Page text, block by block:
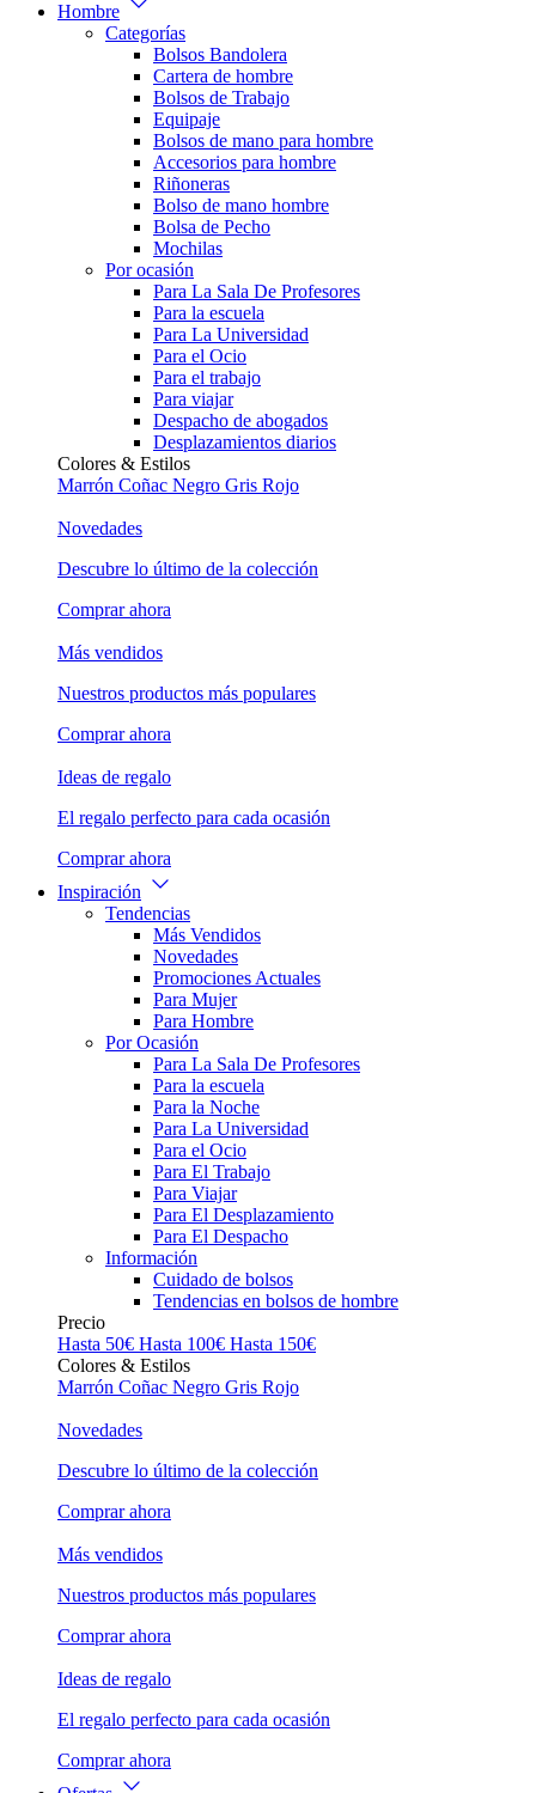
Hombre
Categorías
Bolsos Bandolera
Cartera de hombre
Bolsos de Trabajo
Equipaje
Bolsos de mano para hombre
Accesorios para hombre
Riñoneras
Bolso de mano hombre
Bolsa de Pecho
Mochilas
Por ocasión
Para La Sala De Profesores
Para la escuela
Para La Universidad
Para el Ocio
Para el trabajo
Para viajar
Despacho de abogados
Desplazamientos diarios
Colores & Estilos
Marrón Coñac Negro Gris Rojo
Novedades
Descubre lo último de la colección
Comprar ahora
Más vendidos
Nuestros productos más populares
Comprar ahora
Ideas de regalo
El regalo perfecto para cada ocasión
Comprar ahora
Inspiración
Tendencias
Más Vendidos
Novedades
Promociones Actuales
Para Mujer
Para Hombre
Por Ocasión
Para La Sala De Profesores
Para la escuela
Para la Noche
Para La Universidad
Para el Ocio
Para El Trabajo
Para Viajar
Para El Desplazamiento
Para El Despacho
Información
Cuidado de bolsos
Tendencias en bolsos de hombre
Precio
Hasta 50€ Hasta 100€ Hasta 150€
Colores & Estilos
Marrón Coñac Negro Gris Rojo
Novedades
Descubre lo último de la colección
Comprar ahora
Más vendidos
Nuestros productos más populares
Comprar ahora
Ideas de regalo
El regalo perfecto para cada ocasión
Comprar ahora